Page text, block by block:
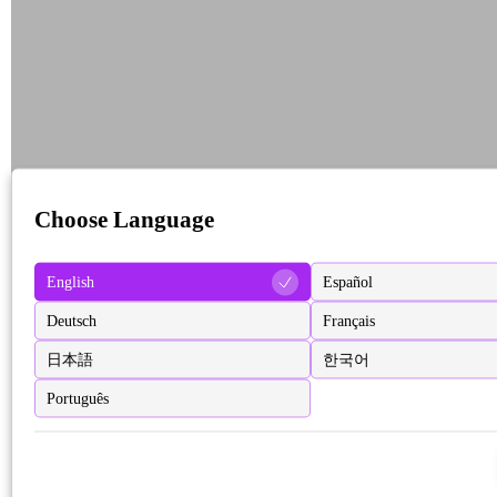
Choose Language
English Español
Deutsch Français
日本語 한국어
Português